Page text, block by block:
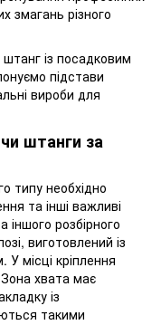
змагань різного
із посадковим
підстави
вироби для
штанги за
типу необхідно
та інші важливі
розбірного
виготовлений із
У місці кріплення
хвата має
із
такими